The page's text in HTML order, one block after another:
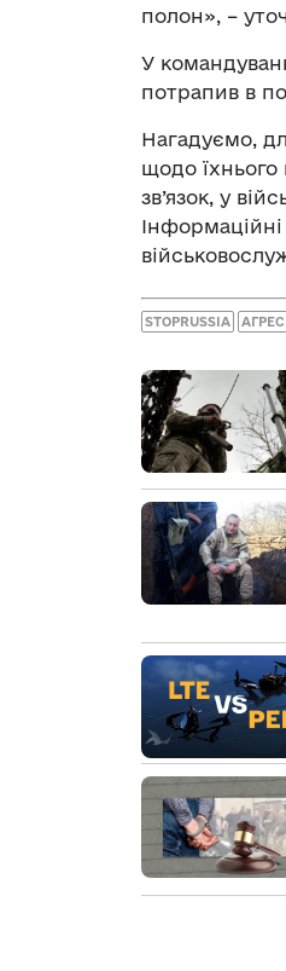
полон», –
У
потрапив в
Нагадуємо,
щодо їхнього
зв’язок, у
STOPRUSSIA